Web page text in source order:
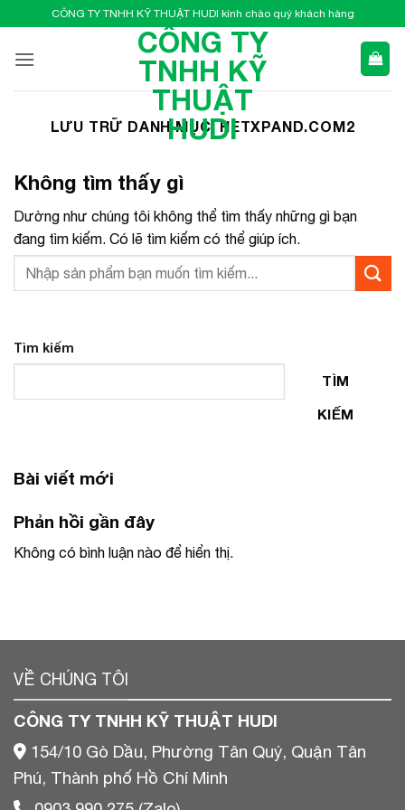
qua
nội
CÔNG TY TNHH KỸ THUẬT HUDI kính chào quý khách hàng
CÔNG TY
TNHH KỸ
THUẬT
HUDI
LƯU TRỮ DANH MỤC:HETXPAND.COM2
Không tìm thấy gì
Dường như chúng tôi không thể tìm thấy những gì bạn
đang tìm kiếm. Có lẽ tìm kiếm có thể giúp ích.
Tìm kiếm
TÌM
KIẾM
Bài viết mới
Phản hồi gần đây
Không có bình luận nào để hiển thị.
VỀ CHÚNG TÔI
CÔNG TY TNHH KỸ THUẬT HUDI
154/10 Gò Dầu, Phường Tân Quý, Quận Tân
Phú, Thành phố Hồ Chí Minh